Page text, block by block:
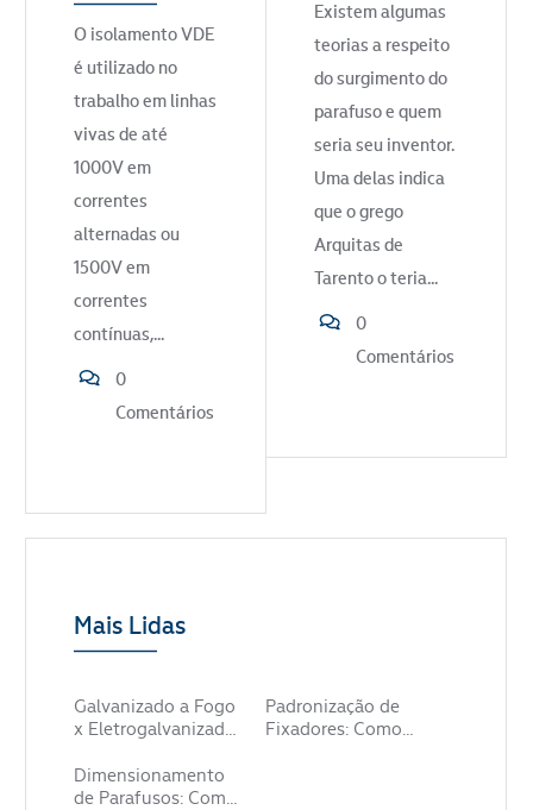
O isolamento VDE
é utilizado no
trabalho em linhas
vivas de até
1000V em
correntes
alternadas ou
1500V em
correntes
contínuas,...
0
Comentários
Existem algumas
teorias a respeito
do surgimento do
parafuso e quem
seria seu inventor.
Uma delas indica
que o grego
Arquitas de
Tarento o teria...
0
Comentários
Mais Lidas
Galvanizado a Fogo
x Eletrogalvanizado
Revestimento
Escolher para Cada
Padronização de
Fixadores: Como
Dimensionamento
de Parafusos: Como